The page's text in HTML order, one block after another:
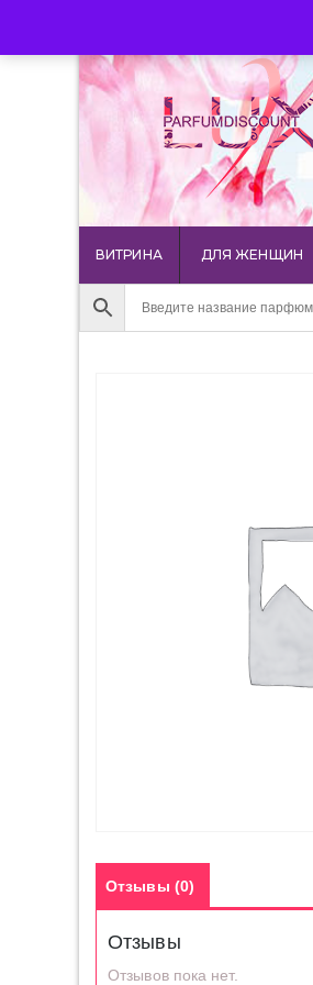
ВИТРИНА ДЛЯ ЖЕНЩИН
Отзывы (0)
Отзывы
Отзывов пока нет.